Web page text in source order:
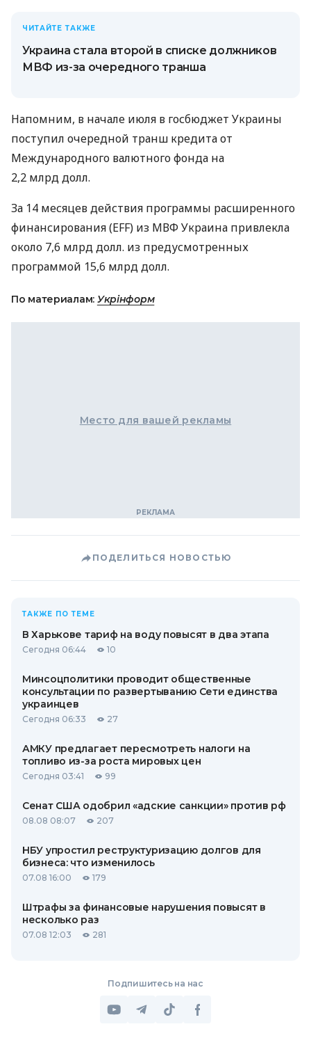
ЧИТАЙТЕ ТАКЖЕ
Украина стала второй в списке должников
МВФ из-за очередного транша
Напомним, в начале июля в госбюджет Украины
поступил очередной транш кредита от
Международного валютного фонда на
2,2 млрд долл.
За 14 месяцев действия программы расширенного
финансирования (EFF) из МВФ Украина привлекла
около 7,6 млрд долл. из предусмотренных
программой 15,6 млрд долл.
По материалам: Укрінформ
Место для вашей рекламы
ПОДЕЛИТЬСЯ НОВОСТЬЮ
ТАКЖЕ ПО ТЕМЕ
В Харькове тариф на воду повысят в два этапа
Сегодня 06:44 10
Минсоцполитики проводит общественные
консультации по развертыванию Сети единства
украинцев
Сегодня 06:33 27
АМКУ предлагает пересмотреть налоги на
топливо из-за роста мировых цен
Сегодня 03:41 99
Сенат США одобрил «адские санкции» против рф
08.08 08:07 207
НБУ упростил реструктуризацию долгов для
бизнеса: что изменилось
07.08 16:00 179
Штрафы за финансовые нарушения повысят в
несколько раз
07.08 12:03 281
Подпишитесь на нас